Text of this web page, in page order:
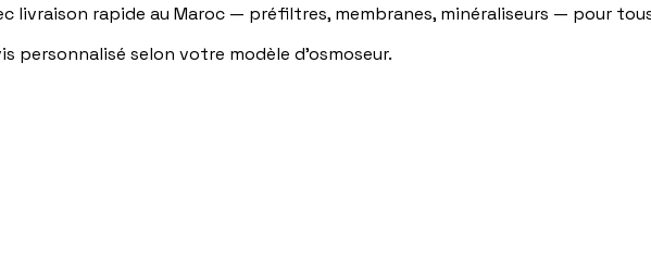
rapide au Maroc — préfiltres, membranes, minéraliseurs — pour
selon votre modèle d'osmoseur.